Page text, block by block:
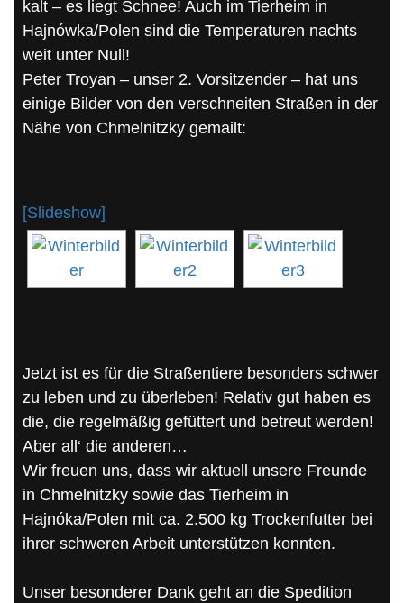
kalt – es liegt Schnee! Auch im Tierheim in
Hajnówka/Polen sind die Temperaturen nachts
weit unter Null!
Peter Troyan – unser 2. Vorsitzender – hat uns
einige Bilder von den verschneiten Straßen in der
Nähe von Chmelnitzky gemailt:
[Slideshow]
Jetzt ist es für die Straßentiere besonders schwer
zu leben und zu überleben! Relativ gut haben es
die, die regelmäßig gefüttert und betreut werden!
Aber all‘ die anderen…
Wir freuen uns, dass wir aktuell unsere Freunde
in Chmelnitzky sowie das Tierheim in
Hajnóka/Polen mit ca. 2.500 kg Trockenfutter bei
ihrer schweren Arbeit unterstützen konnten.
Unser besonderer Dank geht an die Spedition